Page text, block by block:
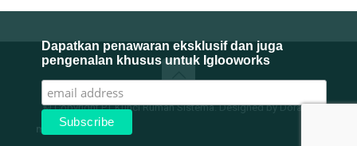
mpFooter
Dapatkan penawaran eksklusif dan juga
pengenalan khusus untuk Iglooworks
© Copyright PT Kunci Rumah Sistema. Designed by Dorado